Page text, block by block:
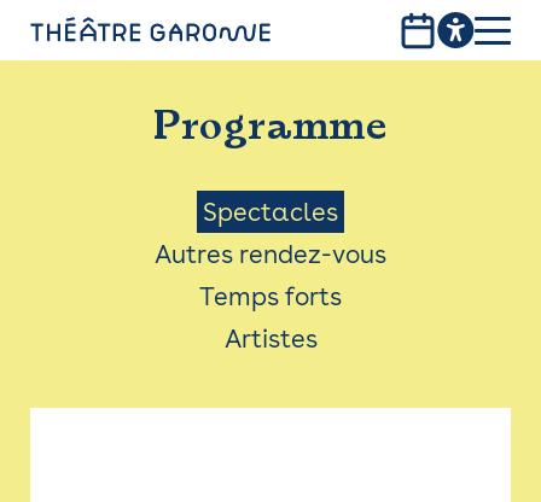
PROGRAMME
INFOS PRATIQUES
AVEC LES PUBLICS
ACCESSIBILITÉ
LES PRODUCTIONS
Programme
Menu
Saison
Spectacles
Autres rendez-vous
Temps forts
Artistes